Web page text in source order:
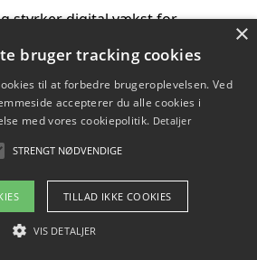
styrker digital vækst for
inden for genbrug af elektronik
2026 - Pilanto Aps
×
bruger tracking cookies
til at forbedre brugeroplevelsen. Ved
accepterer du alle cookies i
med vores cookiepolitik. Detaljer
STRENGT NØDVENDIGE
TILLAD IKKE COOKIES
VIS DETALJER